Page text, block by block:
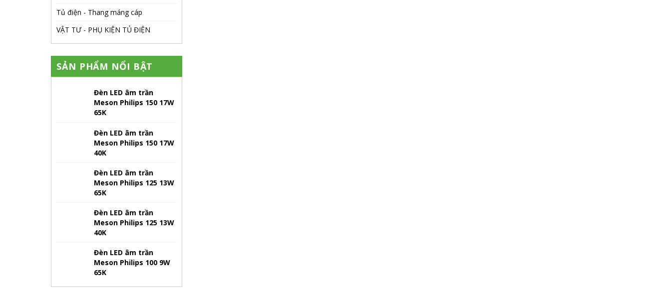
Tủ điện - Thang máng cáp
VẬT TƯ - PHỤ KIỆN TỦ ĐIỆN
SẢN PHẨM NỔI BẬT
Đèn LED âm trần
Meson Philips 150 17W
65K
Đèn LED âm trần
Meson Philips 150 17W
40K
Đèn LED âm trần
Meson Philips 125 13W
65K
Đèn LED âm trần
Meson Philips 125 13W
40K
Đèn LED âm trần
Meson Philips 100 9W
65K